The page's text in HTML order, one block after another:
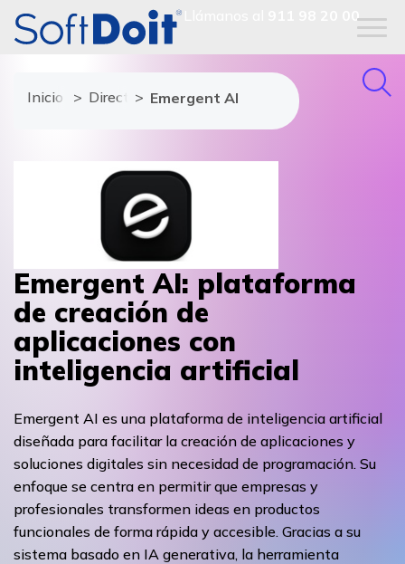
911 98 20 00
Inicio Directorio de proveedores
Emergent AI
Emergent AI: plataforma
de creación de
aplicaciones con
inteligencia artificial
Emergent AI es una plataforma de inteligencia artificial
diseñada para facilitar la creación de aplicaciones y
soluciones digitales sin necesidad de programación. Su
enfoque se centra en permitir que empresas y
profesionales transformen ideas en productos
funcionales de forma rápida y accesible. Gracias a su
sistema basado en IA generativa, la herramienta